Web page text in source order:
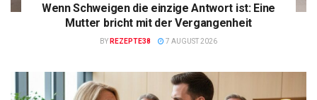
Wenn Schweigen die einzige Antwort ist: Eine
Mutter bricht mit der Vergangenheit
BY REZEPTE38 7 AUGUST 2026